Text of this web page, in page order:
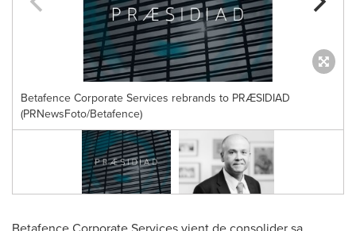
Betafence Corporate Services rebrands to PRÆSIDIAD
(PRNewsFoto/Betafence)